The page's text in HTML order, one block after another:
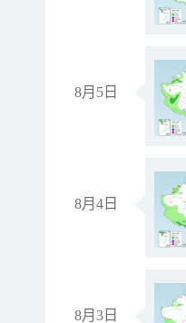
8月5日
8月4日
8月3日